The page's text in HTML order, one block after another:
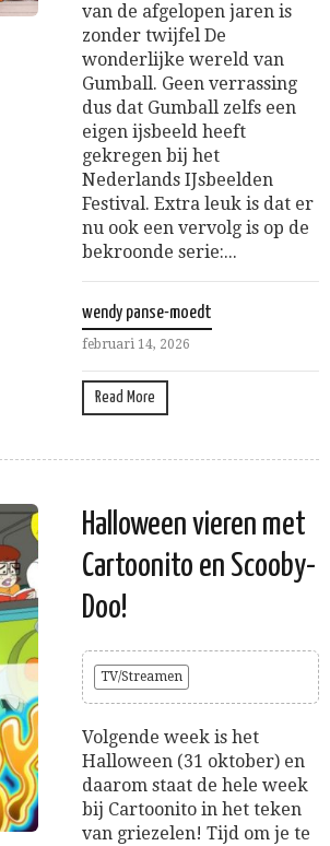
van de afgelopen jaren is
zonder twijfel De
wonderlijke wereld van
Gumball. Geen verrassing
dus dat Gumball zelfs een
eigen ijsbeeld heeft
gekregen bij het
Nederlands IJsbeelden
Festival. Extra leuk is dat er
nu ook een vervolg is op de
bekroonde serie:...
wendy panse-moedt
februari 14, 2026
Read More
Halloween vieren met
Cartoonito en Scooby-
Doo!
TV/Streamen
Volgende week is het
Halloween (31 oktober) en
daarom staat de hele week
bij Cartoonito in het teken
van griezelen! Tijd om je te